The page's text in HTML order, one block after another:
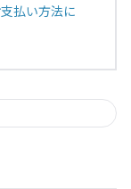
払い方法に